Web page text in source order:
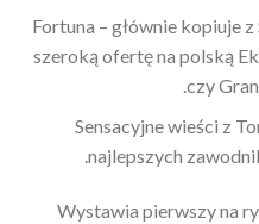
Fortuna – głównie kopiuje z
szeroką ofertę na polską
czy
Sensacyjne wieści z
najlepszych
Wystawia pierwszy na